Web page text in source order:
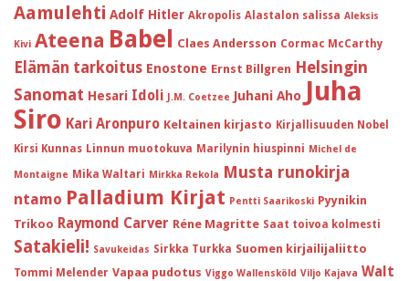
Aamulehti Adolf Hitler Akropolis Alastalon salissa Aleksis
Kivi Ateena Babel Claes Andersson Cormac McCarthy
Elämän tarkoitus Enostone Ernst Billgren Helsingin
Sanomat Hesari Idoli J.M. Coetzee Juhani Aho Juha
Siro Kari Aronpuro Keltainen kirjasto Kirjallisuuden Nobel
Kirsi Kunnas Linnun muotokuva Marilynin hiuspinni Michel de
Montaigne Mika Waltari Mirkka Rekola Musta runokirja
ntamo Palladium Kirjat Pentti Saarikoski Pyynikin
Trikoo Raymond Carver Réne Magritte Saat toivoa kolmesti
Satakieli! Savukeidas Sirkka Turkka Suomen kirjailijaliitto
Tommi Melender Vapaa pudotus Viggo Wallensköld Viljo Kajava Walt